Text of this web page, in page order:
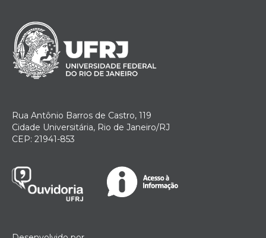
Rua Antônio Barros de Castro, 119
Cidade Universitária, Rio de Janeiro/RJ
CEP: 21941-853